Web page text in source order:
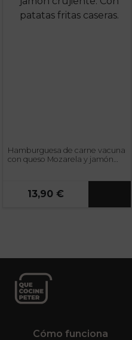
Hamburguesa de carne vacuna
con queso Mozarela y jamón
13,90 €
Cómo funciona